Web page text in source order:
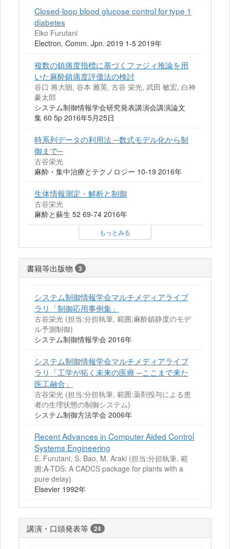
Closed-loop blood glucose control for type 1
diabetes
Eiko Furutani
Electron. Comm. Jpn. 2019 1-5 2019年
複数の鎮痛度指標に基づくファジィ推論を用
いた麻酔鎮痛度評価法の検討
谷口 将大朗, 谷本 雅英, 古谷 栄光, 武田 敏宏, 白神
豪太郎
システム制御情報学会研究発表講演会講演論文
集 60 5p 2016年5月25日
時系列データの利用法 ─数式モデル化から制
御まで─
古谷栄光
麻酔・集中治療とテクノロジー 10-19 2016年
生体情報測定・解析と制御
古谷栄光
麻酔と蘇生 52 69-74 2016年
もっとみる
書籍等出版物 3
システム制御情報学会マルチメディアライブ
ラリ「制御応用事例集」
古谷栄光 (担当:分担執筆, 範囲:麻酔鎮静度のモデ
ル予測制御)
システム制御情報学会 2016年
システム制御情報学会マルチメディアライブ
ラリ「工学が拓く未来の医療 ─ここまで来た
医工融合」
古谷栄光 (担当:分担執筆, 範囲:薬剤投与による患
者の生理状態の制御システム)
システム制御方法学会 2006年
Recent Advances in Computer Aided Control
Systems Engineering
E. Furutani, S. Bao, M. Araki (担当:分担執筆, 範
囲:A-TDS: A CADCS package for plants with a
pure delay)
Elsevier 1992年
講演・口頭発表等 24